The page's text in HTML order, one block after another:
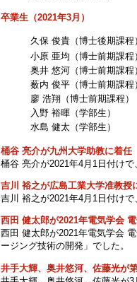
卒業生（2021年3月）
久保 俊貴（博士後期課程
小原 亜均（博士前期課程
奥井 悠河（博士前期課程
薮内 俊平（博士前期課程
廖 浩翔（博士前期課程）
入野 裕暉（学部生）
水島 健太（学部生）
桶谷 亮介が九州大学助教に着任
桶谷 亮介が2021年4月1日付け
吉川 裕之が広島工業大学准教授
吉川 裕之が2021年4月1日付け
西田 健太郎が2021年電気学会
西田 健太郎が2021年電気学会
ージング技術の開発」でした。
井手大輝、奥井悠河、佐藤光が